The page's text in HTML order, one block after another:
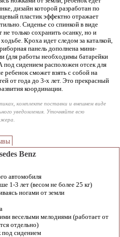
дизайн которой разработан по
пластик эффектно отражает
Сиденье со спинкой в виде
только сохранить осанку, но и
Кроха идет следом за каталкой,
панель дополнена мини-
(для работы необходимы батарейки
сидением расположен отсек для
ребенок сможет взять с собой на
от года до 3-х лет. Это прекрасный
координации.
комплекте поставки и внешнем виде
уведомления. Уточняйте всю
Benz
автомобиля
1-3 лет (весом не более 25 кг)
ногами от земли
веселыми мелодиями (работает от
отдельно)
под сидением